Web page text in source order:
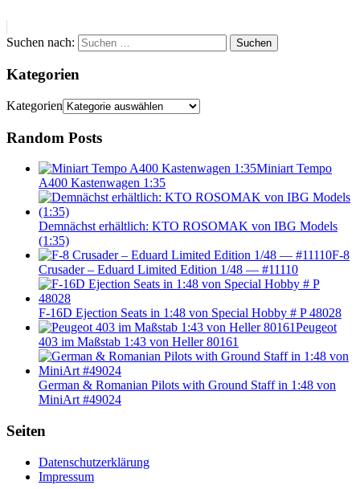
Suchen nach: Suchen
Kategorien
Kategorien
Random Posts
Miniart Tempo
A400 Kastenwagen 1:35
Demnächst erhältlich: KTO ROSOMAK von IBG Models
(1:35)
F-8
Crusader – Eduard Limited Edition 1/48 — #11110
F-16D Ejection Seats in 1:48 von Special Hobby # P 48028
Peugeot
403 im Maßstab 1:43 von Heller 80161
German & Romanian Pilots with Ground Staff in 1:48 von
MiniArt #49024
Seiten
Datenschutzerklärung
Impressum